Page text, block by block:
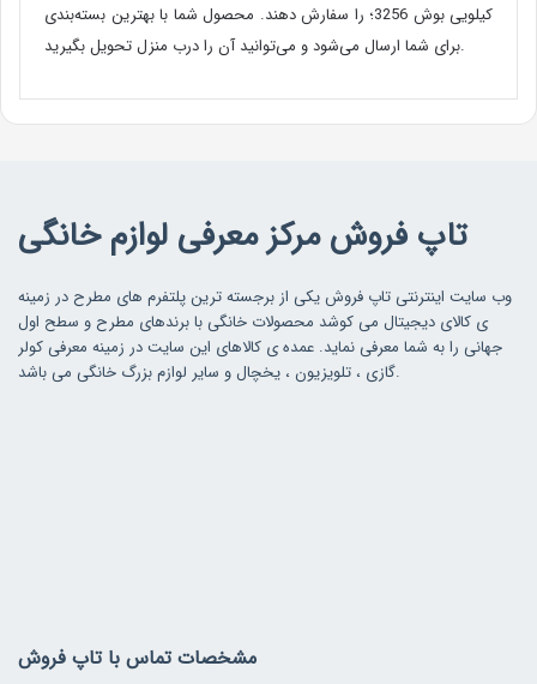
کیلویی بوش 3256؛ را سفارش دهند. محصول شما با بهترین بسته‌بندی
برای شما ارسال می‌شود و می‌توانید آن را درب منزل تحویل بگیرید.
تاپ فروش مرکز معرفی لوازم خانگی
وب سایت اینترنتی تاپ فروش یکی از برجسته ترین پلتفرم های مطرح در زمینه
ی کالای دیجیتال می کوشد محصولات خانگی با برندهای مطرح و سطح اول
جهانی را به شما معرفی نماید. عمده ی کالاهای این سایت در زمینه معرفی کولر
گازی ، تلویزیون ، یخچال و سایر لوازم بزرگ خانگی می باشد.
مشخصات تماس با تاپ فروش